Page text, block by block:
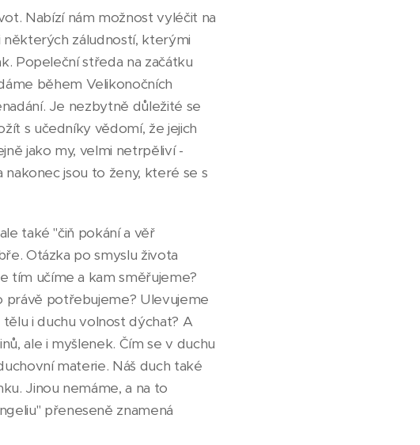
Nabízí nám možnost vyléčit na
záludností, kterými
Popeleční středa na začátku
během Velikonočních
Je nezbytně důležité se
s učedníky vědomí, že jejich
jako my, velmi netrpěliví -
nakonec jsou to ženy, které se s
také "čiň pokání a věř
Otázka po smyslu života
tím učíme a kam směřujeme?
právě potřebujeme? Ulevujeme
i duchu volnost dýchat? A
ale i myšlenek. Čím se v duchu
materie. Náš duch také
Jinou nemáme, a na to
přeneseně znamená